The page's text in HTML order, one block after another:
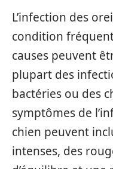
L’infection des
condition
causes peuvent
plupart des
bactéries ou des
symptômes de
chien peuvent
intenses, des